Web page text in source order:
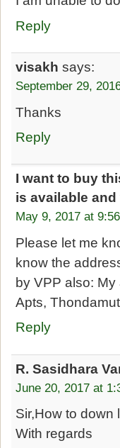
Reply
visakh says:
September 29,
Thanks
Reply
I want to buy
is available
May 9, 2017 at
Please let me
know the
by VPP also:
Apts,
Reply
R. Sasidhara
June 20, 2017 at
Sir,How to down
With regards